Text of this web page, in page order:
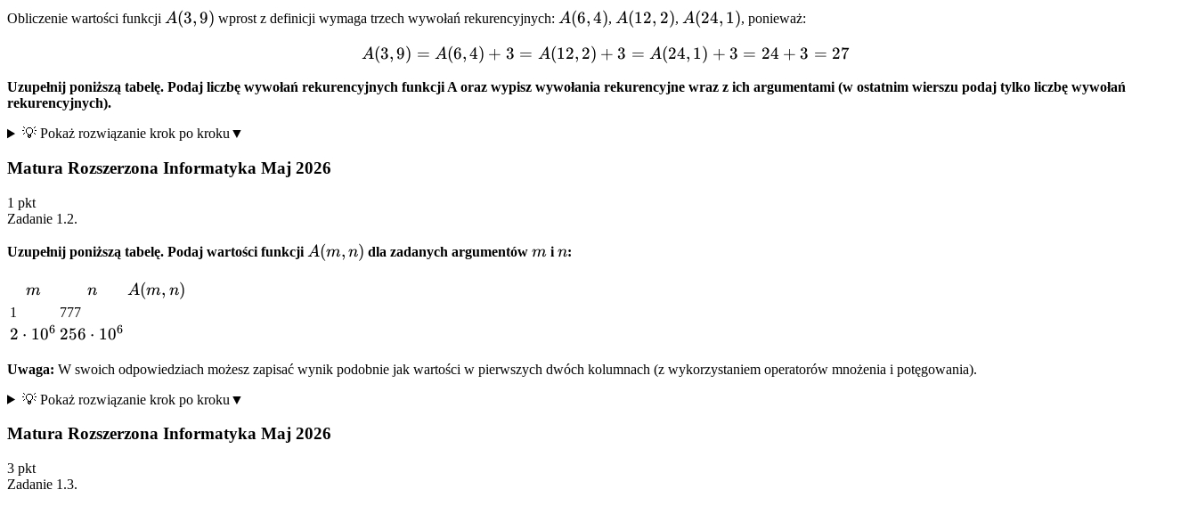
Obliczenie wartości funkcji A(3,
A(3,9) wprost z definicji wymaga trzech wywołań rekurencyjnych: A(6,
A(6, 4), A(12,
A(12, 2), A(24,
A(24, 1), ponieważ:
A(3, 9) = A(6, 4) + 3 = A(12, 2) + 3 = A(24, 1) + 3 = 24 + 3 = 27
A(3,9) = A(6,4) + 3 = A(12, 2) + 3 = A(24, 1) + 3 = 24 + 3 = 27
Uzupełnij poniższą tabelę. Podaj liczbę wywołań rekurencyjnych funkcji A oraz wypisz wywołania rekurencyjne wraz z ich argumentami (w ostatnim wierszu podaj tylko liczbę wywołań
rekurencyjnych).
💡 Pokaż rozwiązanie krok po kroku ▼
Matura Rozszerzona Informatyka Maj 2026
1 pkt
Zadanie 1.2.
Uzupełnij poniższą tabelę. Podaj wartości funkcji A(m,
A(m, n) dla zadanych argumentówm
m in
n:
m
m n
n
A(m,
A(m, n)
1 777
2
10^6
2 ⋅ 106 256
10^6
256 ⋅ 106
Uwaga: W swoich odpowiedziach możesz zapisać wynik podobnie jak wartości w pierwszych dwóch kolumnach (z wykorzystaniem operatorów mnożenia i potęgowania).
💡 Pokaż rozwiązanie krok po kroku ▼
Matura Rozszerzona Informatyka Maj 2026
3 pkt
Zadanie 1.3.